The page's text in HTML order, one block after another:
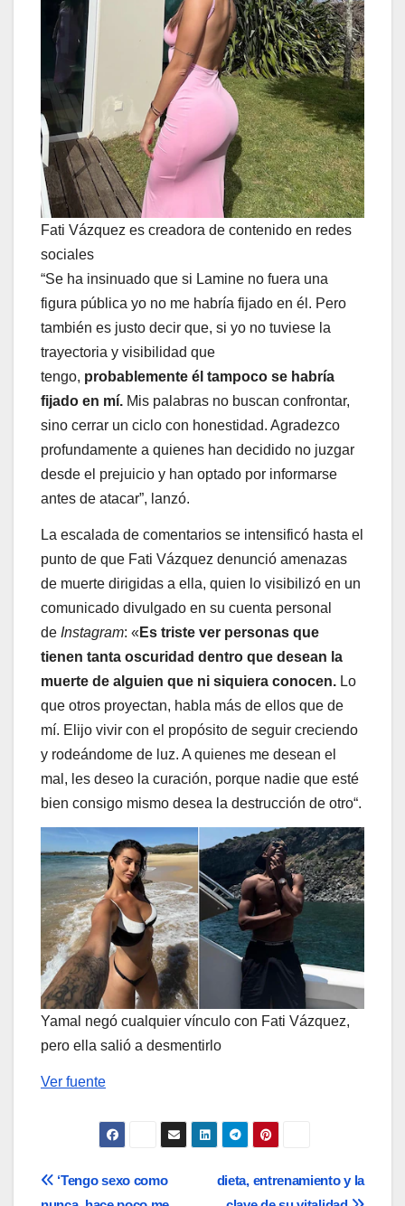
Fati Vázquez es creadora de contenido en redes
sociales
“Se ha insinuado que si Lamine no fuera una
figura pública yo no me habría fijado en él. Pero
también es justo decir que, si yo no tuviese la
trayectoria y visibilidad que
tengo, probablemente él tampoco se habría
fijado en mí. Mis palabras no buscan confrontar,
sino cerrar un ciclo con honestidad. Agradezco
profundamente a quienes han decidido no juzgar
desde el prejuicio y han optado por informarse
antes de atacar”, lanzó.
La escalada de comentarios se intensificó hasta el
punto de que Fati Vázquez denunció amenazas
de muerte dirigidas a ella, quien lo visibilizó en un
comunicado divulgado en su cuenta personal
de Instagram: « Es triste ver personas que
tienen tanta oscuridad dentro que desean la
muerte de alguien que ni siquiera conocen. Lo
que otros proyectan, habla más de ellos que de
mí. Elijo vivir con el propósito de seguir creciendo
y rodeándome de luz. A quienes me desean el
mal, les deseo la curación, porque nadie que esté
bien consigo mismo desea la destrucción de otro“.
Yamal negó cualquier vínculo con Fati Vázquez,
pero ella salió a desmentirlo
Ver fuente
Navegación
dieta, entrenamiento y la
‘Tengo sexo como